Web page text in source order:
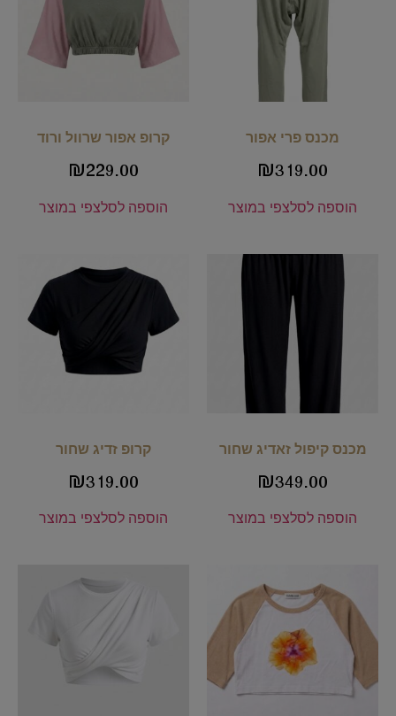
מכנס פרי אפור
₪319.00
הוספה לסלצפי במוצר
קרופ אפור שרוול ורוד
₪229.00
הוספה לסלצפי במוצר
מכנס קיפול זאדיג שחור
₪349.00
הוספה לסלצפי במוצר
קרופ זדיג שחור
₪319.00
הוספה לסלצפי במוצר